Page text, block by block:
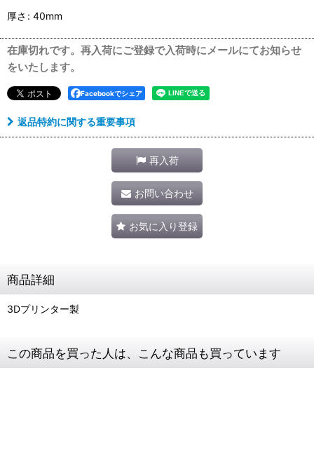
厚さ : 40mm
在庫切れです。再入荷にご登録で入荷時にメールにてお知らせ
をいたします。
Facebookでシェア
返品特約に関する重要事項
再入荷
お問い合わせ
お気に入り登録
商品詳細
3Dプリンター製
この商品を買った人は、こんな商品も買っています